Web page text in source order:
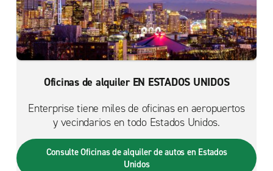
Oficinas de alquiler EN ESTADOS UNIDOS
Enterprise tiene miles de oficinas en aeropuertos
y vecindarios en todo Estados Unidos.
Consulte Oficinas de alquiler de autos en Estados
Unidos